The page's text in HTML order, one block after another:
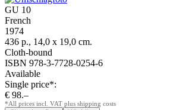
GU 10
French
1974
436 p., 14,0 x 19,0 cm.
Cloth-bound
ISBN 978-3-7728-0254-6
Available
Single price*:
€ 98.–
*All prices incl. VAT plus shipping costs